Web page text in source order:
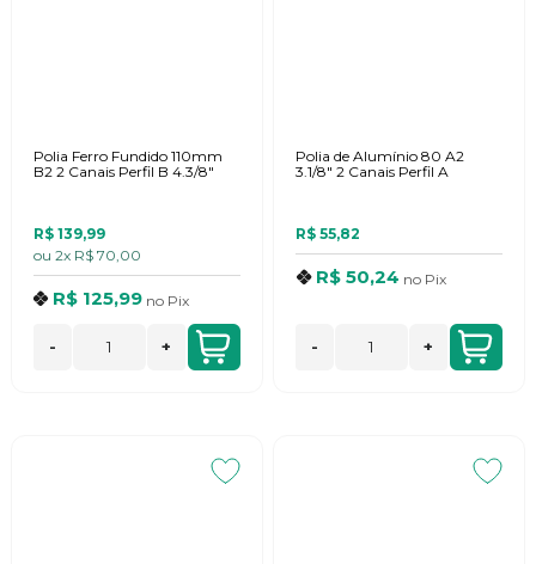
Polia Ferro Fundido 110mm
B2 2 Canais Perfil B 4.3/8"
R$ 139,99
ou 2x R$ 70,00
R$ 125,99 no Pix
- +
Polia de Alumínio 80 A2
3.1/8" 2 Canais Perfil A
R$ 55,82
R$ 50,24 no Pix
- +